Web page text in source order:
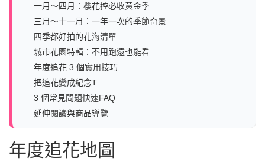
一月～四月：櫻花控必收黃金季
三月～十一月：一年一次的季節奇景
四季都好拍的花海清單
城市花園特輯：不用跑遠也能看
年度追花 3 個實用技巧
把追花變成紀念T
3 個常見問題快速FAQ
延伸閱讀與商品導覽
年度追花地圖